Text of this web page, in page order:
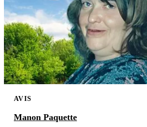
AVIS
Manon Paquette